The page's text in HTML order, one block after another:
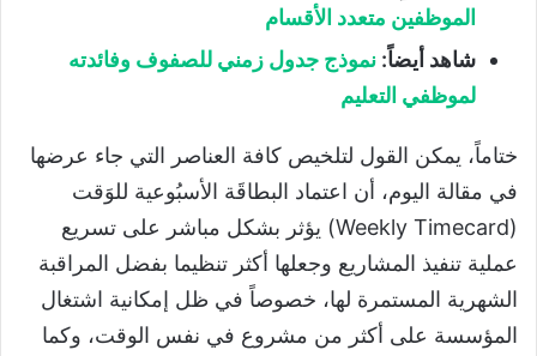
الموظفين متعدد الأقسام
شاهد أيضاً: نموذج جدول زمني للصفوف وفائدته
لموظفي التعليم
ختاماً، يمكن القول لتلخيص كافة العناصر التي جاء عرضها
في مقالة اليوم، أن اعتماد البطاقَة الأسبُوعية للوَقت
(Weekly Timecard) يؤثر بشكل مباشر على تسريع
عملية تنفيذ المشاريع وجعلها أكثر تنظيما بفضل المراقبة
الشهرية المستمرة لها، خصوصاً في ظل إمكانية اشتغال
المؤسسة على أكثر من مشروع في نفس الوقت، وكما